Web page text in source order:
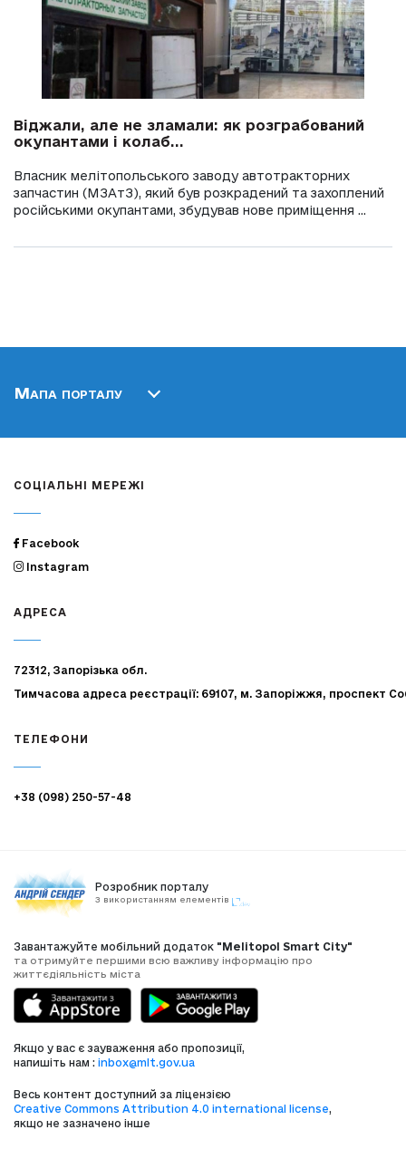
Віджали, але не зламали: як розграбований
окупантами і колаб...
Власник мелітопольського заводу автотракторних
запчастин (МЗАтЗ), який був розкрадений та захоплений
російськими окупантами, збудував нове приміщення ...
Мапа порталу
СОЦІАЛЬНІ МЕРЕЖІ
Facebook
Instagram
АДРЕСА
72312, Запорізька обл.
Тимчасова адреса реєстрації: 69107, м. Запоріжжя, проспект
ТЕЛЕФОНИ
+38 (098) 250-57-48
Розробник порталу
З використанням елементів
Завантажуйте мобільний додаток "Melitopol Smart City"
та отримуйте першими всю важливу інформацію про
життєдіяльність міста
Якщо у вас є зауваження або пропозиції,
напишіть нам : inbox@mlt.gov.ua
Весь контент доступний за ліцензією
Creative Commons Attribution 4.0 international license,
якщо не зазначено інше